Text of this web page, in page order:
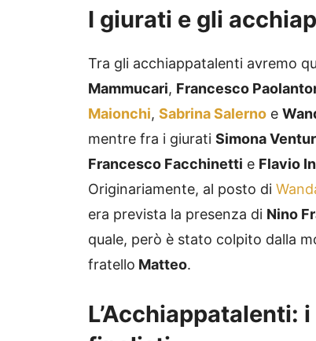
I giurati e gli
Tra gli acchiappatalenti avremo
Mammucari, Francesco
Maionchi, Sabrina Salerno e
mentre fra i giurati Simona
Francesco Facchinetti e Flavio
Originariamente, al posto di
era prevista la presenza di Nino
quale, però è stato colpito dalla
fratello Matteo.
L’Acchiappatalenti: i